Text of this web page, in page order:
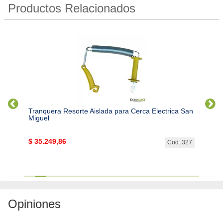
Productos Relacionados
Tranquera Resorte Aislada para Cerca Electrica San
Miguel
Cod. 327
$ 35.249,86
Kit
Opiniones